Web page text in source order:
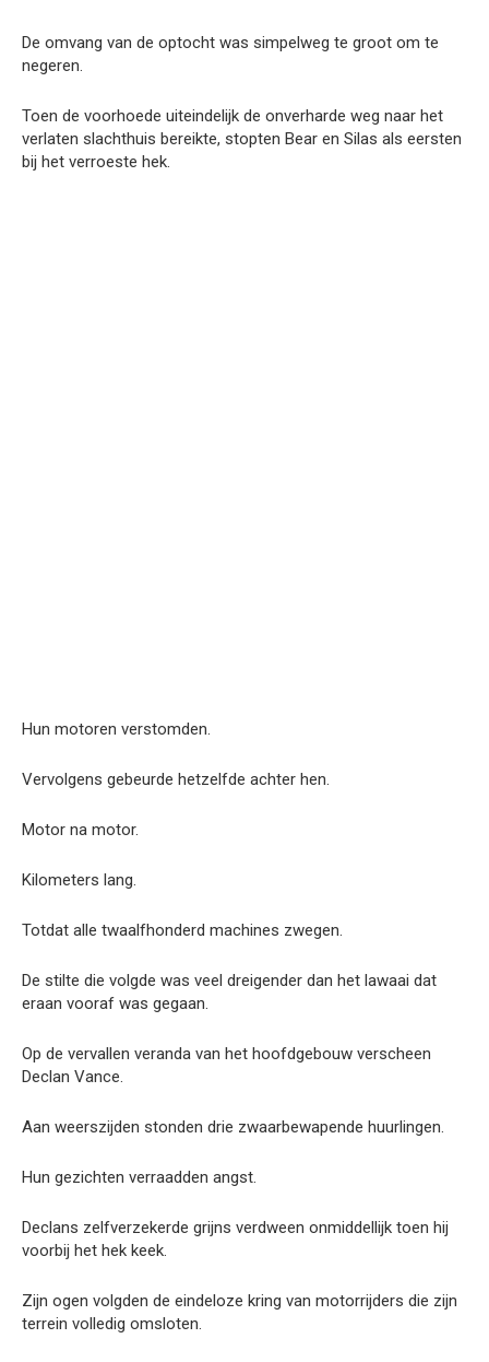
De omvang van de optocht was simpelweg te groot om te
negeren.
Toen de voorhoede uiteindelijk de onverharde weg naar het
verlaten slachthuis bereikte, stopten Bear en Silas als eersten
bij het verroeste hek.
Hun motoren verstomden.
Vervolgens gebeurde hetzelfde achter hen.
Motor na motor.
Kilometers lang.
Totdat alle twaalfhonderd machines zwegen.
De stilte die volgde was veel dreigender dan het lawaai dat
eraan vooraf was gegaan.
Op de vervallen veranda van het hoofdgebouw verscheen
Declan Vance.
Aan weerszijden stonden drie zwaarbewapende huurlingen.
Hun gezichten verraadden angst.
Declans zelfverzekerde grijns verdween onmiddellijk toen hij
voorbij het hek keek.
Zijn ogen volgden de eindeloze kring van motorrijders die zijn
terrein volledig omsloten.